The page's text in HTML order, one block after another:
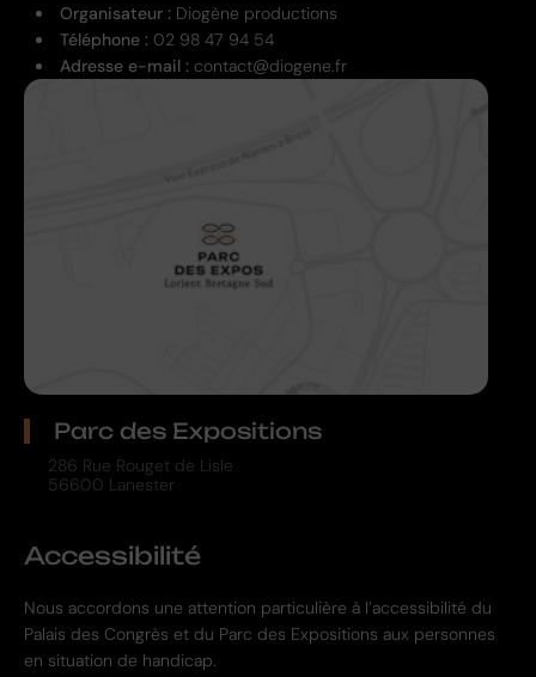
Organisateur : Diogène productions
Téléphone : 02 98 47 94 54
Adresse e-mail : contact@diogene.fr
Parc des Expositions
286 Rue Rouget de Lisle
56600 Lanester
Accessibilité
Nous accordons une attention particulière à l’accessibilité du
Palais des Congrès et du Parc des Expositions aux personnes
en situation de handicap.